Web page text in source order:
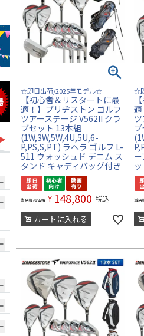
☆即日出荷/2025年モデル☆
【初心者＆リスタートに最
適！】ブリヂストン ゴルフ
ツアーステージ V562II クラ
ブセット 13本組
(1W,3W,5W,4U,5U,6-
P,PS,S,PT) ラヘラ ゴルフ L-
511 ウォッシュド デニム ス
タンド キャディバッグ付き
当店販売価格 ¥ 148,800 税込
カートに入れる
☆
当店